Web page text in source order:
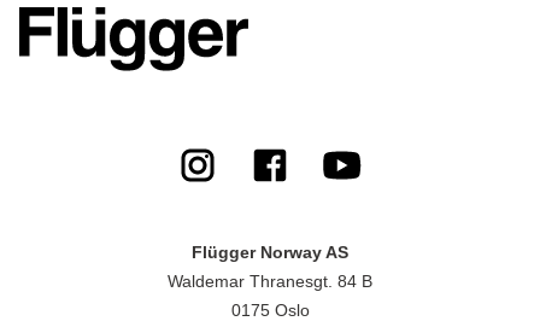
Flügger Norway AS
Waldemar Thranesgt. 84 B
0175 Oslo